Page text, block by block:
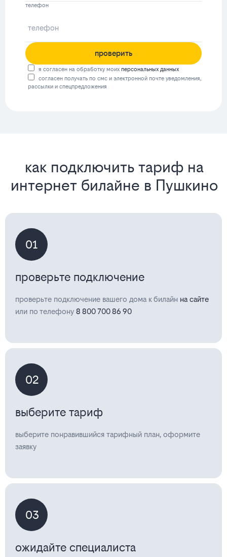
телефон
проверить
я согласен на обработку моих персональных данных
согласен получать по смс и электронной почте уведомления,
рассылки и спецпредложения
как подключить тариф на
интернет билайне в Пушкино
01
проверьте подключение
проверьте подключение вашего дома к билайн на сайте
или по телефону 8 800 700 86 90
02
выберите тариф
выберите понравившийся тарифный план, оформите
заявку
03
ожидайте специалиста